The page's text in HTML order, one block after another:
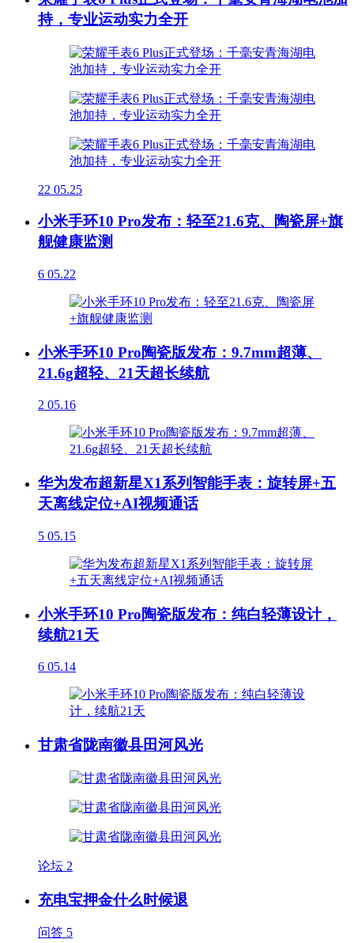
持，专业运动实力全开
22 05.25
小米手环10 Pro发布：轻至21.6克、陶瓷屏+旗
舰健康监测
6 05.22
小米手环10 Pro陶瓷版发布：9.7mm超薄、
21.6g超轻、21天超长续航
2 05.16
华为发布超新星X1系列智能手表：旋转屏+五
天离线定位+AI视频通话
5 05.15
小米手环10 Pro陶瓷版发布：纯白轻薄设计，
续航21天
6 05.14
甘肃省陇南徽县田河风光
论坛 2
充电宝押金什么时候退
问答 5